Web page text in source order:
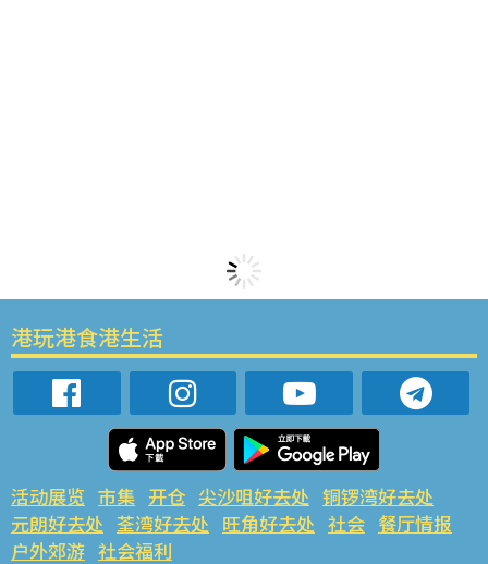
港玩港食港生活
活动展览 市集 开仓 尖沙咀好去处 铜锣湾好去处
元朗好去处 荃湾好去处 旺角好去处 社会 餐厅情报
户外郊游 社会福利